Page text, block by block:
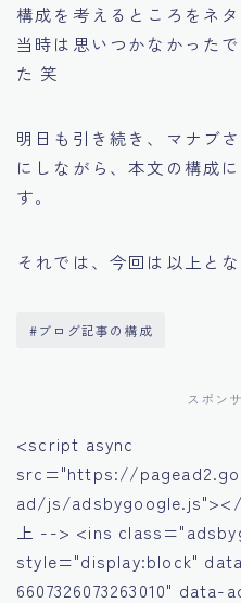
構成を考えるところをネ
当時は思いつかなかった
た 笑
明日も引き続き、マナブ
にしながら、本文の構成
す。
それでは、今回は以上とな
#ブログ記事の構成
スポン
<script async
src="https://
ad/js/
上 --> <ins
style="display:block"
6607326073263010"